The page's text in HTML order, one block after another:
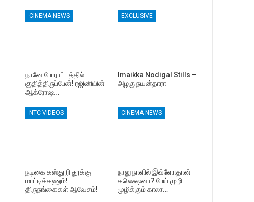
CINEMA NEWS
நானே போராட்டத்தில்
குதித்திருப்பேன்! ரஜினியின்
ஆக்ரோஷ…
EXCLUSIVE
Imaikka Nodigal Stills –
அழகு நயன்தாரா
NTC VIDEOS
நடிகை கஸ்தூரி தூக்கு
மாட்டிக்கணும்!
திருநங்கைகள் ஆவேசம்!
CINEMA NEWS
நாலு நாளில் இவ்ளோதான்
கலெக்ஷனா? பேய் முழி
முழிக்கும் காலா…